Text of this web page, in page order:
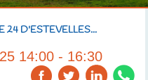
24 D'ESTEVELLES...
14:00 - 16:30